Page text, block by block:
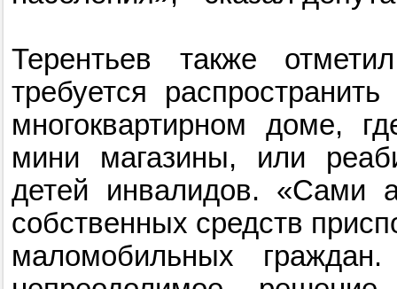
Терентьев также
требуется
многоквартирном доме,
мини магазины, или
детей инвалидов. «Сами
собственных средств
маломобильных